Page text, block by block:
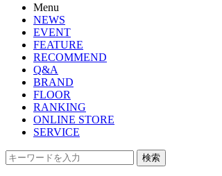
Menu
NEWS
EVENT
FEATURE
RECOMMEND
Q&A
BRAND
FLOOR
RANKING
ONLINE STORE
SERVICE
検索